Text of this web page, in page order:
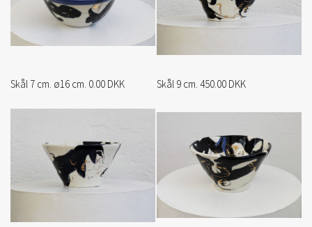
Skål 7 cm. ø16 cm. 0.00 DKK Skål 9 cm. 450.00 DKK